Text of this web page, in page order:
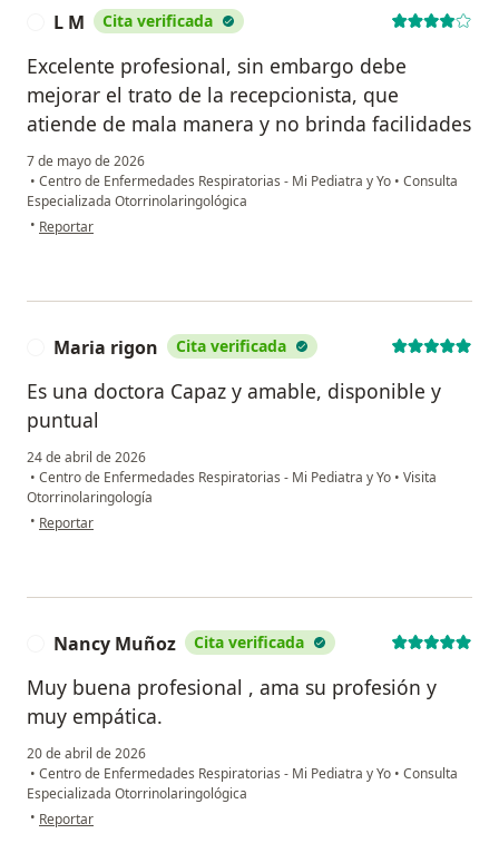
L M Cita verificada
Excelente profesional, sin embargo debe
mejorar el trato de la recepcionista, que
atiende de mala manera y no brinda facilidades
7 de mayo de 2026
• Centro de Enfermedades Respiratorias - Mi Pediatra y Yo • Consulta
Especializada Otorrinolaringológica
• en opinión del usuario L M
Reportar
Maria rigon Cita verificada
Es una doctora Capaz y amable, disponible y
puntual
24 de abril de 2026
• Centro de Enfermedades Respiratorias - Mi Pediatra y Yo • Visita
Otorrinolaringología
• en opinión del usuario Maria rigon
Reportar
Nancy Muñoz Cita verificada
Muy buena profesional , ama su profesión y
muy empática.
20 de abril de 2026
• Centro de Enfermedades Respiratorias - Mi Pediatra y Yo • Consulta
Especializada Otorrinolaringológica
• en opinión del usuario Nancy Muñoz
Reportar